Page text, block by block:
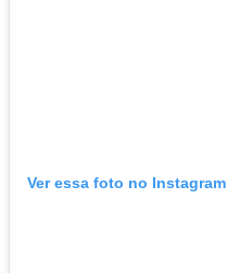
Ver essa foto no Instagram